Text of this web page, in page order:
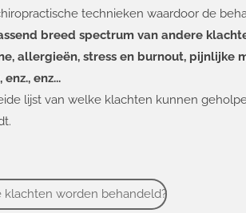
technieken waardoor de
breed spectrum van andere
allergieën, stress en burnout, pijnlijke
enz...
lijst van welke klachten kunnen
klachten worden behandeld?